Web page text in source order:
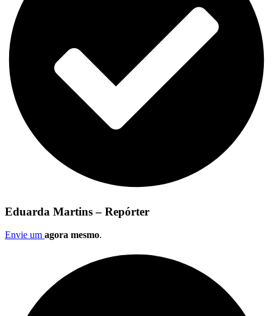
Eduarda Martins – Repórter
Envie um agora mesmo.